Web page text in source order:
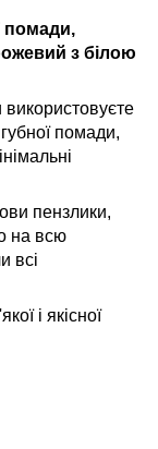
помади,
з білою
губної помади,
пензлики,
на всю
всі
і якісної